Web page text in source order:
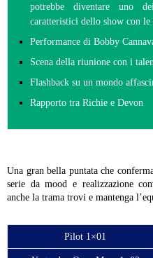
potrebbe diventare uno
caratteristici dello show con le
Performance di Bobby
Scena della riunione con i
Flashback su un mondo
Rapporto tra Richie e Devon
Una gran bella puntata che
serie da mood e realizzazione
anche la trama trovi e mantenga
Pilot 1×01